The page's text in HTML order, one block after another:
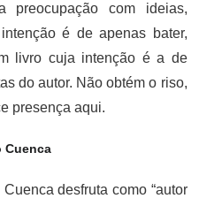
com ideias,
é de apenas bater,
livro cuja intenção é a de
do autor. Não obtém o riso,
presença aqui.
Cuenca
desfruta como “autor